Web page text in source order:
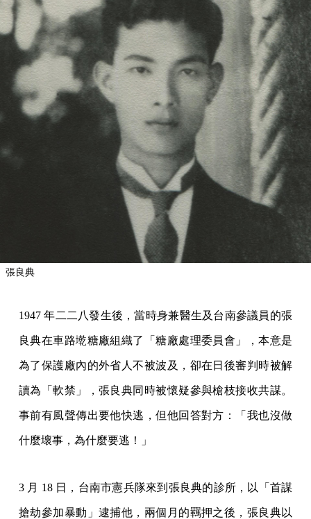
張良典
1947 年二二八發生後，當時身兼醫生及台南參議員的張
良典在車路墘糖廠組織了「糖廠處理委員會」，本意是
為了保護廠內的外省人不被波及，卻在日後審判時被解
讀為「軟禁」，張良典同時被懷疑參與槍枝接收共謀。
事前有風聲傳出要他快逃，但他回答對方：「我也沒做
什麼壞事，為什麼要逃！」
3 月 18 日，台南市憲兵隊來到張良典的診所，以「首謀
搶劫參加暴動」逮捕他，兩個月的羈押之後，張良典以